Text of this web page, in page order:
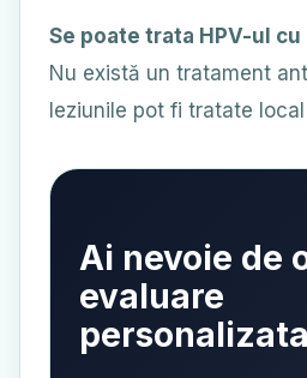
Se poate trata HPV-ul
Nu există un tratament
leziunile pot fi tratate
Ai nevoie de
evaluare